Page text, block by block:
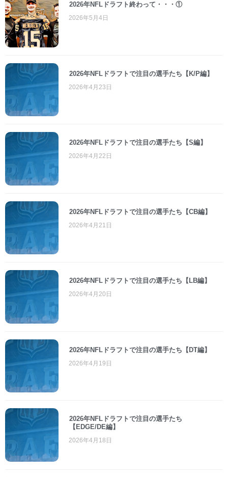
2026年NFLドラフト終わって・・・①
2026年5月4日
2026年NFLドラフトで注目の選手たち【K/P編】
2026年4月23日
2026年NFLドラフトで注目の選手たち【S編】
2026年4月22日
2026年NFLドラフトで注目の選手たち【CB編】
2026年4月21日
2026年NFLドラフトで注目の選手たち【LB編】
2026年4月20日
2026年NFLドラフトで注目の選手たち【DT編】
2026年4月19日
2026年NFLドラフトで注目の選手たち
【EDGE/DE編】
2026年4月18日